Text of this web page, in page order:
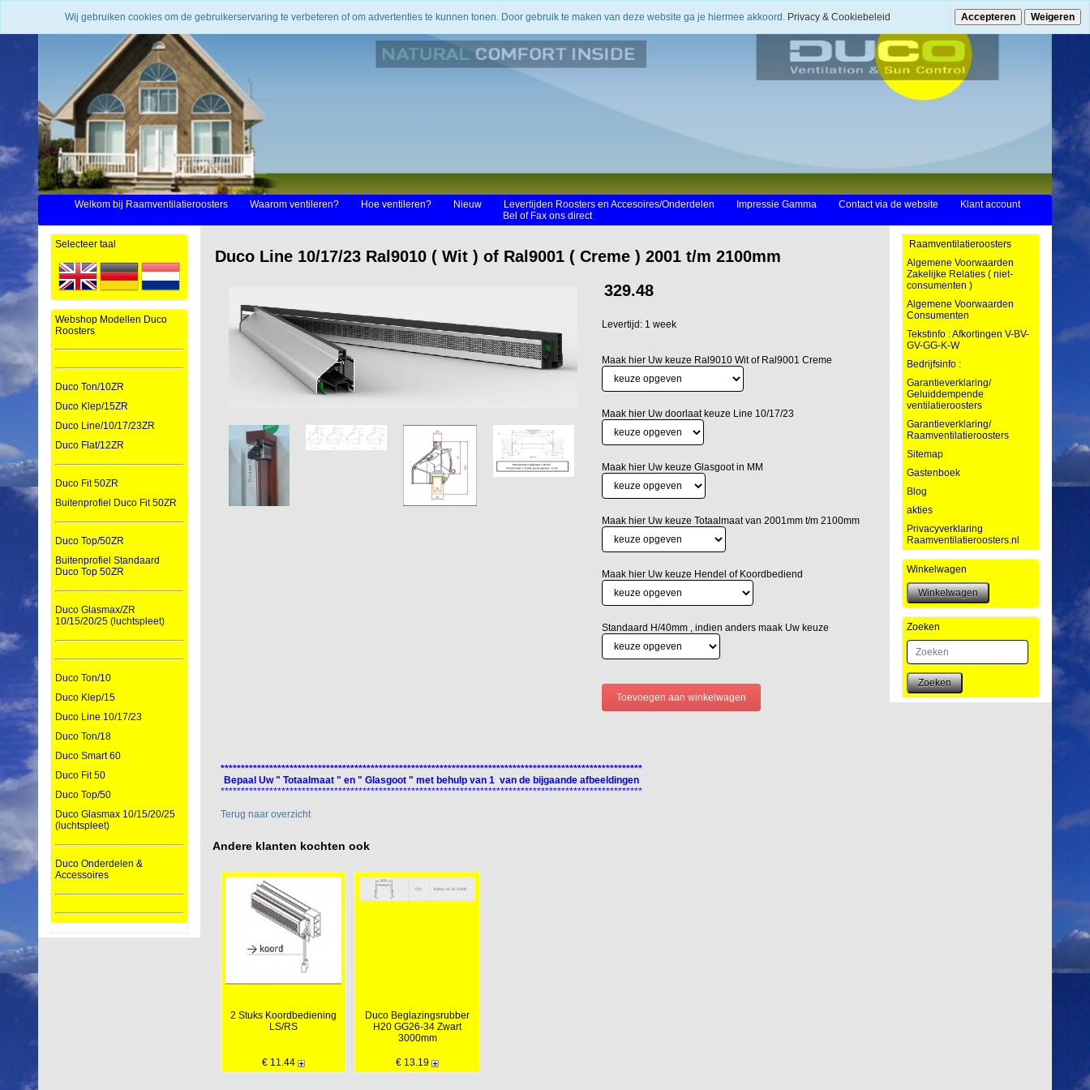
Welkom bij Raamventilatieroosters Waarom ventileren? Hoe ventileren? Nieuw Levertijden Roosters en Accesoires/Onderdelen Impressie Gamma Contact via de website
Klant account
Bel of Fax ons direct
Selecteer taal
Webshop Modellen Duco
Roosters
Duco Ton/10ZR
Duco Klep/15ZR
Duco Line/10/17/23ZR
Duco Flat/12ZR
Duco Fit 50ZR
Buitenprofiel Duco Fit 50ZR
Duco Top/50ZR
Buitenprofiel Standaard
Duco Top 50ZR
Duco Glasmax/ZR
10/15/20/25 (luchtspleet)
Duco Ton/10
Duco Klep/15
Duco Line 10/17/23
Duco Ton/18
Duco Smart 60
Duco Fit 50
Duco Top/50
Duco Glasmax 10/15/20/25
(luchtspleet)
Duco Onderdelen &
Accessoires
Duco Line 10/17/23 Ral9010 ( Wit ) of Ral9001 ( Creme ) 2001 t/m 2100mm
329.48
Levertijd: 1 week
Maak hier Uw keuze Ral9010 Wit of Ral9001 Creme
Maak hier Uw doorlaat keuze Line 10/17/23
Maak hier Uw keuze Glasgoot in MM
Maak hier Uw keuze Totaalmaat van 2001mm t/m 2100mm
Maak hier Uw keuze Hendel of Koordbediend
Standaard H/40mm , indien anders maak Uw keuze
********************************************************************************************************
Bepaal Uw " Totaalmaat " en " Glasgoot " met behulp van 1 van de bijgaande afbeeldingen
********************************************************************************************************
Terug naar overzicht
Andere klanten kochten ook
2 Stuks Koordbediening
LS/RS
€ 11.44
Duco Beglazingsrubber
H20 GG26-34 Zwart
3000mm
€ 13.19
Raamventilatieroosters
Algemene Voorwaarden
Zakelijke Relaties ( niet-
consumenten )
Algemene Voorwaarden
Consumenten
Tekstinfo : Afkortingen V-BV-
GV-GG-K-W
Bedrijfsinfo :
Garantieverklaring/
Geluiddempende
ventilatieroosters
Garantieverklaring/
Raamventilatieroosters
Sitemap
Gastenboek
Blog
akties
Privacyverklaring
Raamventilatieroosters.nl
Winkelwagen
Zoeken
Zoeken
Wij gebruiken cookies om de gebruikerservaring te verbeteren of om advertenties te kunnen tonen. Door gebruik te maken van deze website ga je hiermee akkoord. Privacy & Cookiebeleid Accepteren Weigeren